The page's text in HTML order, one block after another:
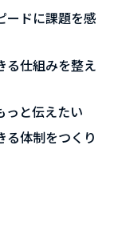
ードに課題を感
る仕組みを整え
っと伝えたい
る体制をつくり